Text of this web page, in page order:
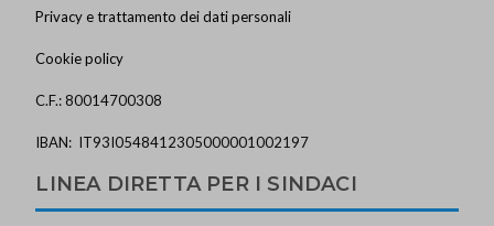
Privacy e trattamento dei dati personali
Cookie policy
C.F.: 80014700308
IBAN: IT93I0548412305000001002197
LINEA DIRETTA PER I SINDACI